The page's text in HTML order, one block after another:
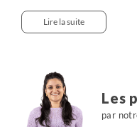
permettront
technicité et la
courses passées et
portions privées
tronçons urbains
incontournables ont
Lire la suite
Les
par